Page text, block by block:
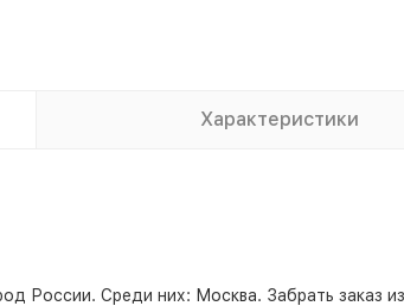
Характеристики
России. Среди них: Москва. Забрать заказ